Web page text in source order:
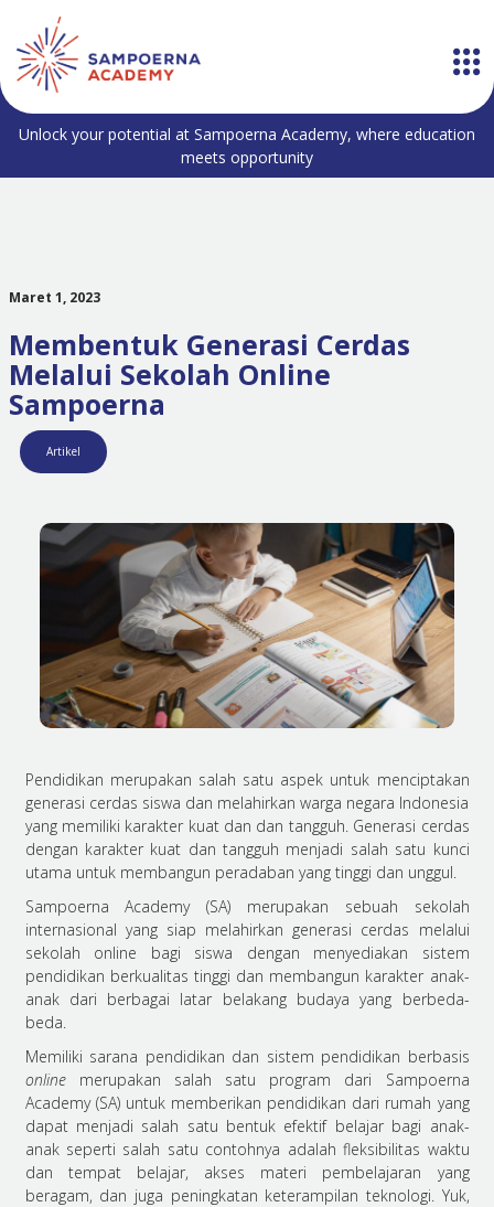
Unlock your potential at Sampoerna Academy, where education
meets opportunity
Maret 1, 2023
Membentuk Generasi Cerdas
Melalui Sekolah Online
Sampoerna
Artikel
Pendidikan merupakan salah satu aspek untuk menciptakan
generasi cerdas siswa dan melahirkan warga negara Indonesia
yang memiliki karakter kuat dan dan tangguh. Generasi cerdas
dengan karakter kuat dan tangguh menjadi salah satu kunci
utama untuk membangun peradaban yang tinggi dan unggul.
Sampoerna Academy (SA) merupakan sebuah sekolah
internasional yang siap melahirkan generasi cerdas melalui
sekolah online bagi siswa dengan menyediakan sistem
pendidikan berkualitas tinggi dan membangun karakter anak-
anak dari berbagai latar belakang budaya yang berbeda-
beda.
Memiliki sarana pendidikan dan sistem pendidikan berbasis
online merupakan salah satu program dari Sampoerna
Academy (SA) untuk memberikan pendidikan dari rumah yang
dapat menjadi salah satu bentuk efektif belajar bagi anak-
anak seperti salah satu contohnya adalah fleksibilitas waktu
dan tempat belajar, akses materi pembelajaran yang
beragam, dan juga peningkatan keterampilan teknologi. Yuk,